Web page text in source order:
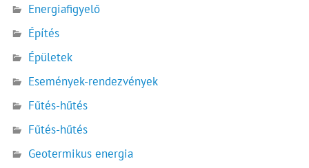
Energiafigyelő
Építés
Épületek
Események-rendezvények
Fűtés-hűtés
Fűtés-hűtés
Geotermikus energia